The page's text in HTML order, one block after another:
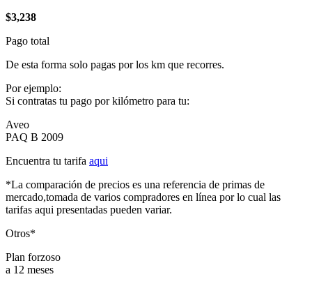
$3,238
Pago total
De esta forma solo pagas por los km que recorres.
Por ejemplo:
Si contratas tu pago por kilómetro para tu:
Aveo
PAQ B 2009
Encuentra tu tarifa aqui
*La comparación de precios es una referencia de primas de
mercado,tomada de varios compradores en línea por lo cual las
tarifas aqui presentadas pueden variar.
Otros*
Plan forzoso
a 12 meses